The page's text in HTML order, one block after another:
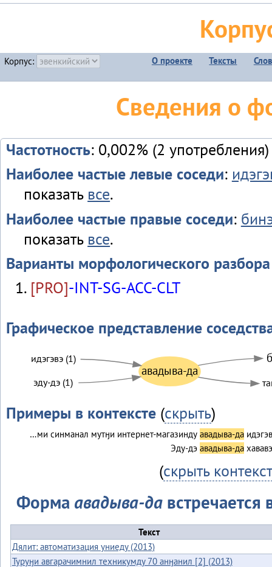
Корпус: О проекте Тексты
Сведения о
Частотность: 0,002% (2 употребления)
Наиболее частые левые соседи:
показать все.
Наиболее частые правые соседи:
показать все.
Варианты морфологического разбора
[PRO]-INT-SG-ACC-CLT
Графическое представление
авадыва-да
идэгэвэ (1)
эду-дэ (1)
Примеры в контексте(скрыть)
…ми синманал мутӈи интернет-магазинду авадыва-да
Эду-дэ авадыва-да
(скрыть контекст
Форма авадыва-да встречается
Текст
Дялит: автоматизация униеду (2013)
Туруӈи авгарачимнил техникумду 70 анӈанил [2] (2013)